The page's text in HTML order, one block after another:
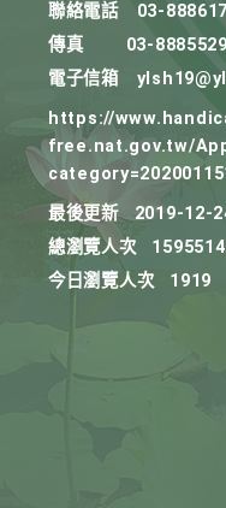
聯絡電話
03-
傳真
03-8885529
電子信箱
https://
free.nat.gov.tw/
最後更新
2019-12-
總瀏覽人次
今日瀏覽人次
1919